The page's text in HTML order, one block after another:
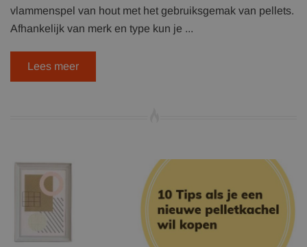
vlammenspel van hout met het gebruiksgemak van pellets.
Afhankelijk van merk en type kun je ...
Lees meer